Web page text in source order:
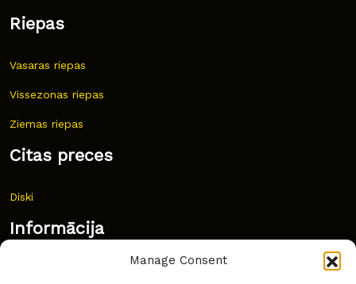
Manage Consent
Riepas
Vasaras riepas
Vissezonas riepas
Ziemas riepas
Citas preces
Diski
Informācija